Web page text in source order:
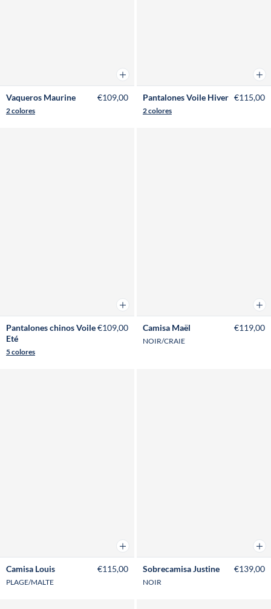
Añadir a la cesta
Vaqueros Maurine
2 colores
€109,00 Pantalones Voile Hiver
2 colores
€115,00
Añadir a la cesta
Pantalones chinos Voile
Eté
5 colores
€109,00 Camisa Maël
NOIR/CRAIE
€119,00
Añadir a la cesta
Camisa Louis
PLAGE/MALTE
€115,00 Sobrecamisa Justine
NOIR
€139,00